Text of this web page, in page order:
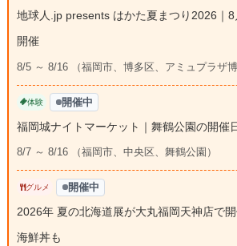
地球人.jp presents はかた夏まつり2026｜
開催
8/5 ～ 8/16 （福岡市、博多区、アミュプラザ博
体験 開催中
福岡城ナイトマーケット｜舞鶴公園の開催
8/7 ～ 8/16 （福岡市、中央区、舞鶴公園）
グルメ 開催中
2026年 夏の北海道展が大丸福岡天神店で
海鮮丼も